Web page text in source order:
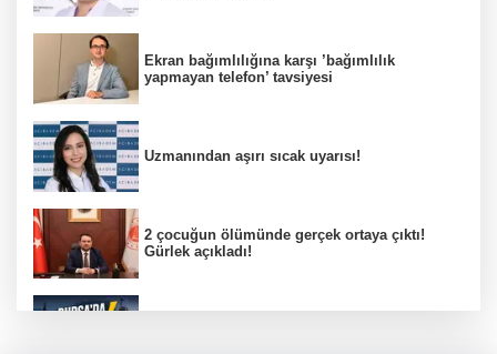
Ekran bağımlılığına karşı ’bağımlılık
yapmayan telefon’ tavsiyesi
Uzmanından aşırı sıcak uyarısı!
2 çocuğun ölümünde gerçek ortaya çıktı!
Gürlek açıkladı!